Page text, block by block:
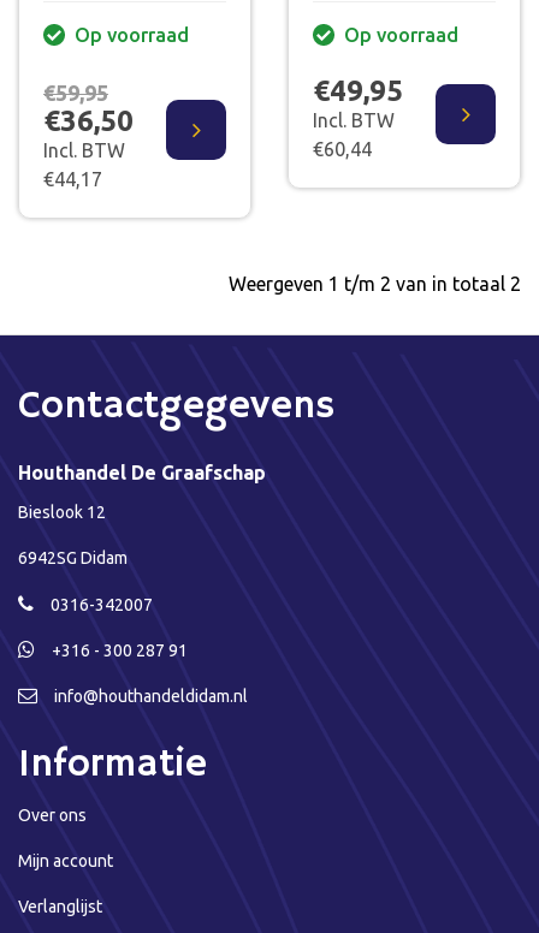
CM
Op voorraad
€59,95
€36,50
Incl. BTW
€44,17
Op voorraad
€49,95
Incl. BTW
€60,44
Weergeven 1 t/m 2 van in totaal 2
Contactgegevens
Houthandel De Graafschap
Bieslook 12
6942SG Didam
0316-342007
+316 - 300 287 91
info@houthandeldidam.nl
Informatie
Over ons
Mijn account
Verlanglijst